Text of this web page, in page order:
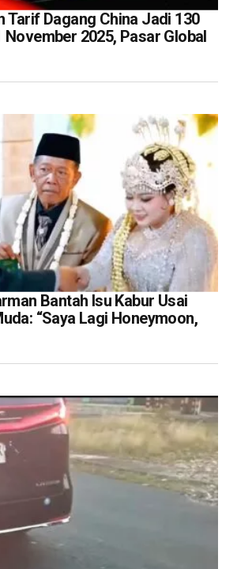
Tarif Dagang China Jadi 130
November 2025, Pasar Global
Bantah Isu Kabur Usai
“Saya Lagi Honeymoon,